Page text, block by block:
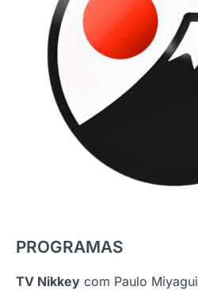
PROGRAMAS
TV Nikkey com Paulo Miyagui